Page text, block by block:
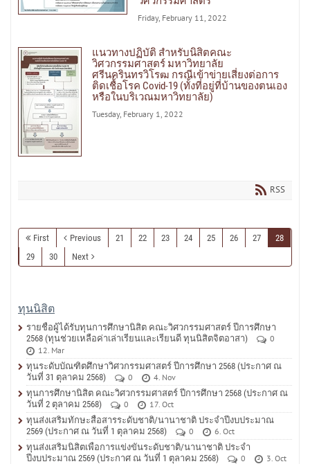
Friday, February 11, 2022
แนวทางปฏิบัติ สำหรับนิสิตคณะ
วิศวกรรมศาสตร์ มหาวิทยาลัย
ศรีนครินทรวิโรฒ กรณีเข้าข่ายเสี่ยงต่อการ
ติดเชื้อโรค Covid-19 (ทั้งที่อยู่ที่บ้านของตนเอง
หรือในบริเวณมหาวิทยาลัย)
Tuesday, February 1, 2022
RSS
First Previous 21 22 23 24 25 26 27
28
29
30 Next
ทุนนิสิต
รายชื่อผู้ได้รับทุนการศึกษานิสิต คณะวิศวกรรมศาสตร์ ปีการศึกษา
2568 (ทุนช่วยเหลือค่าเล่าเรียนและเรียนดี ทุนนิสิตจิตอาสา)
0
12. Mar
ทุนระดับบัณฑิตศึกษาวิศวกรรมศาสตร์ ปีการศึกษา 2568 (ประกาศ ณ
วันที่ 31 ตุลาคม 2568)
0
4. Nov
ทุนการศึกษานิสิต คณะวิศวกรรมศาสตร์ ปีการศึกษา 2568 (ประกาศ ณ
วันที่ 2 ตุลาคม 2568)
0
17. Oct
ทุนส่งเสริมทักษะสื่อสารระดับชาติ/นานาชาติ ประจำปีงบประมาณ
2569 (ประกาศ ณ วันที่ 1 ตุลาคม 2568)
0
6. Oct
ทุนส่งเสริมนิสิตเพื่อการแข่งขันระดับชาติ/นานาชาติ ประจำ
ปีงบประมาณ 2569 (ประกาศ ณ วันที่ 1 ตุลาคม 2568)
0
3. Oct